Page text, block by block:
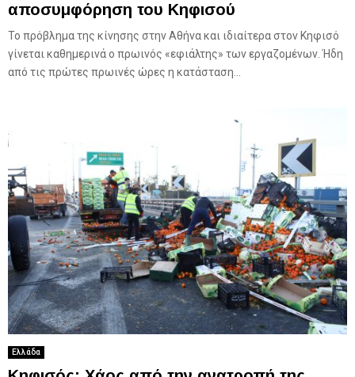
αποσυμφόρηση του Κηφισού
Το πρόβλημα της κίνησης στην Αθήνα και ιδιαίτερα στον Κηφισό
γίνεται καθημερινά ο πρωινός «εφιάλτης» των εργαζομένων. Ήδη
από τις πρώτες πρωινές ώρες η κατάσταση...
Ελλάδα